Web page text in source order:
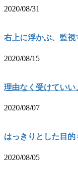
2020/08/31
右上に浮かぶ、監視
2020/08/15
理由なく受けていい
2020/08/07
はっきりとした目的
2020/08/05